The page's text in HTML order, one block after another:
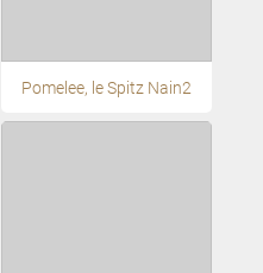
Pomelee, le Spitz Nain2